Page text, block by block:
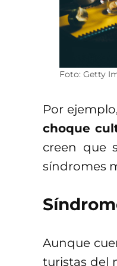
Foto: Getty
Por ejemplo,
choque
creen que
síndromes
Aunque
turistas del